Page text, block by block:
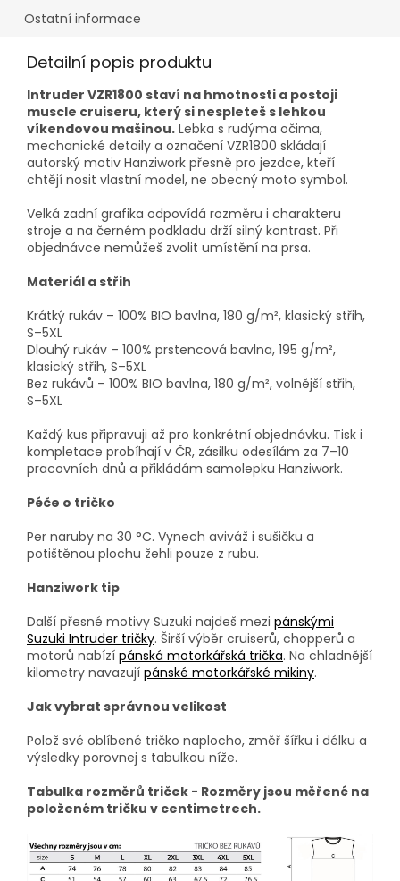
Ostatní informace
Detailní popis produktu
Intruder VZR1800 staví na hmotnosti a postoji
muscle cruiseru, který si nespleteš s lehkou
víkendovou mašinou. Lebka s rudýma očima,
mechanické detaily a označení VZR1800 skládají
autorský motiv Hanziwork přesně pro jezdce, kteří
chtějí nosit vlastní model, ne obecný moto symbol.
Velká zadní grafika odpovídá rozměru i charakteru
stroje a na černém podkladu drží silný kontrast. Při
objednávce nemůžeš zvolit umístění na prsa.
Materiál a střih
Krátký rukáv – 100% BIO bavlna, 180 g/m², klasický střih,
S–5XL
Dlouhý rukáv – 100% prstencová bavlna, 195 g/m²,
klasický střih, S–5XL
Bez rukávů – 100% BIO bavlna, 180 g/m², volnější střih,
S–5XL
Každý kus připravuji až pro konkrétní objednávku. Tisk i
kompletace probíhají v ČR, zásilku odesílám za 7–10
pracovních dnů a přikládám samolepku Hanziwork.
Péče o tričko
Per naruby na 30 °C. Vynech aviváž i sušičku a
potištěnou plochu žehli pouze z rubu.
Hanziwork tip
Další přesné motivy Suzuki najdeš mezi pánskými
Suzuki Intruder tričky. Širší výběr cruiserů, chopperů a
motorů nabízí pánská motorkářská trička. Na chladnější
kilometry navazují pánské motorkářské mikiny.
Jak vybrat správnou velikost
Polož své oblíbené tričko naplocho, změř šířku i délku a
výsledky porovnej s tabulkou níže.
Tabulka rozměrů triček - Rozměry jsou měřené na
položeném tričku v centimetrech.